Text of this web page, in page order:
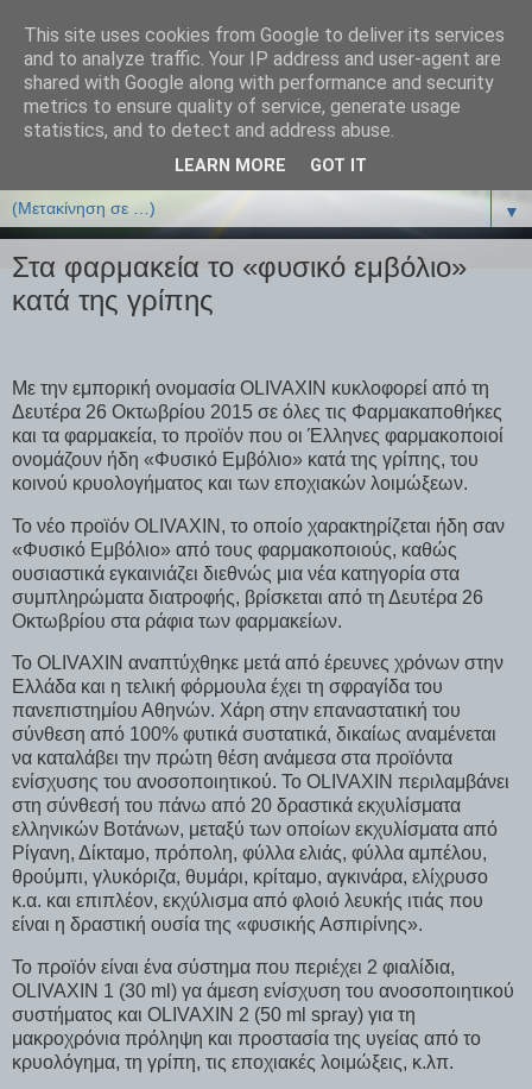
ΒΙΟΛΟΓΙΑonline.gr
Online Μαθήματα Βιολογίας
▼
Στα φαρμακεία το «φυσικό εμβόλιο»
κατά της γρίπης
Με την εμπορική ονομασία OLIVAXIN κυκλοφορεί από τη
Δευτέρα 26 Οκτωβρίου 2015 σε όλες τις Φαρμακαποθήκες
και τα φαρμακεία, το προϊόν που οι Έλληνες φαρμακοποιοί
ονομάζουν ήδη «Φυσικό Εμβόλιο» κατά της γρίπης, του
κοινού κρυολογήματος και των εποχιακών λοιμώξεων.
Το νέο προϊόν OLIVAXIN, το οποίο χαρακτηρίζεται ήδη σαν
«Φυσικό Εμβόλιο» από τους φαρμακοποιούς, καθώς
ουσιαστικά εγκαινιάζει διεθνώς μια νέα κατηγορία στα
συμπληρώματα διατροφής, βρίσκεται από τη Δευτέρα 26
Οκτωβρίου στα ράφια των φαρμακείων.
Το OLIVAXIN αναπτύχθηκε μετά από έρευνες χρόνων στην
Ελλάδα και η τελική φόρμουλα έχει τη σφραγίδα του
πανεπιστημίου Αθηνών. Χάρη στην επαναστατική του
σύνθεση από 100% φυτικά συστατικά, δικαίως αναμένεται
να καταλάβει την πρώτη θέση ανάμεσα στα προϊόντα
ενίσχυσης του ανοσοποιητικού. Το OLIVAXIN περιλαμβάνει
στη σύνθεσή του πάνω από 20 δραστικά εκχυλίσματα
ελληνικών Βοτάνων, μεταξύ των οποίων εκχυλίσματα από
Ρίγανη, Δίκταμο, πρόπολη, φύλλα ελιάς, φύλλα αμπέλου,
θρούμπι, γλυκόριζα, θυμάρι, κρίταμο, αγκινάρα, ελίχρυσο
κ.α. και επιπλέον, εκχύλισμα από φλοιό λευκής ιτιάς που
είναι η δραστική ουσία της «φυσικής Ασπιρίνης».
Το προϊόν είναι ένα σύστημα που περιέχει 2 φιαλίδια,
OLIVAXIN 1 (30 ml) γα άμεση ενίσχυση του ανοσοποιητικού
συστήματος και OLIVAXIN 2 (50 ml spray) για τη
μακροχρόνια πρόληψη και προστασία της υγείας από το
κρυολόγημα, τη γρίπη, τις εποχιακές λοιμώξεις, κ.λπ.
This site uses cookies from Google to deliver its services
and to analyze traffic. Your IP address and user-agent are
shared with Google along with performance and security
metrics to ensure quality of service, generate usage
statistics, and to detect and address abuse.
LEARN MORE GOT IT